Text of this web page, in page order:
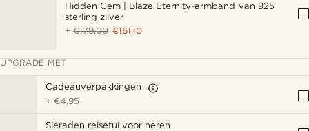
Hidden Gem | Blaze Eternity-armband van 925
sterling zilver
+€179,00 €161,10
UPGRADE MET
Cadeauverpakkingen
+€4,95
Sieraden reisetui voor heren